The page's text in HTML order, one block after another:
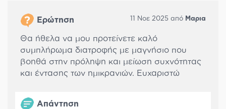
Ερώτηση 11 Νοε 2025 από Μαρια
Θα ήθελα να μου προτείνετε καλό
συμπλήρωμα διατροφής με μαγνήσιο που
βοηθά στην πρόληψη και μείωση συχνότητας
και έντασης των ημικρανιών. Ευχαριστώ
Απάντηση